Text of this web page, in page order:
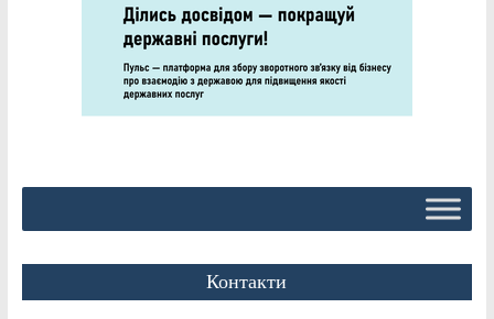
Контакти